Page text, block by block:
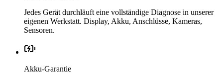
Jedes Gerät durchläuft eine vollständige Diagnose in unserer
eigenen Werkstatt. Display, Akku, Anschlüsse, Kameras,
Sensoren.
Akku-Garantie